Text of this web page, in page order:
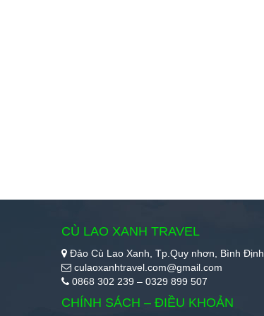
CÙ LAO XANH TRAVEL
Đảo Cù Lao Xanh, Tp.Quy nhơn, Bình Định
culaoxanhtravel.com@gmail.com
0868 302 239 – 0329 899 507
CHÍNH SÁCH – ĐIỀU KHOẢN